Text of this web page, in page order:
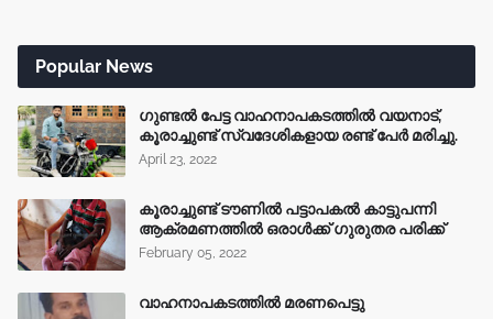
Popular News
ഗുണ്ടൽ പേട്ട വാഹനാപകടത്തിൽ വയനാട്,
കൂരാച്ചുണ്ട് സ്വദേശികളായ രണ്ട് പേർ മരിച്ചു.
April 23, 2022
കൂരാച്ചുണ്ട് ടൗണിൽ പട്ടാപകൽ കാട്ടുപന്നി
ആക്രമണത്തിൽ ഒരാൾക്ക് ഗുരുതര പരിക്ക്
February 05, 2022
വാഹനാപകടത്തിൽ മരണപെട്ടു